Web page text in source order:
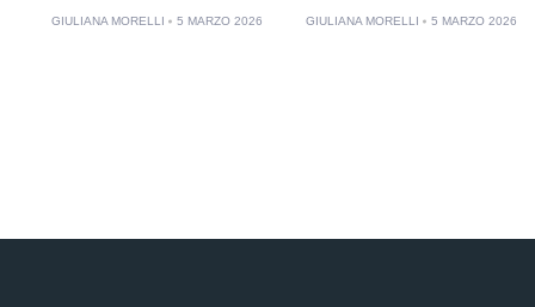
GIULIANA MORELLI 5 MARZO 2026 GIULIANA MORELLI 5 MARZO 2026